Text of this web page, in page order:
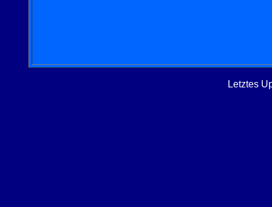
Letztes